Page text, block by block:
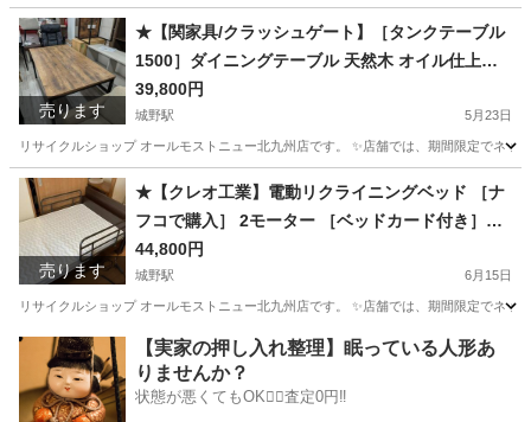
福岡 北九州市 城野駅 収納家具 商品
売ります
★【関家具/クラッシュゲート】［タンクテーブル
1500］ダイニングテーブル 天然木 オイル仕上げ
【99,000円で購入】【配達に設置込み】💳配送時
🌟代引き可💳※現金、クレジット、スマホ決済対
応※
39,800円
城野駅 5月23日
リサイクルショップ オールモストニュー北九州店です。 ✨️店舗では、期間限定でネ
福岡 北九州市 城野駅 テーブル 商品
売ります
★【クレオ工業】電動リクライニングベッド ［ナ
フコで購入］ 2モーター ［ベッドカード付き］
［AP2-221M-H］【3ヶ月保証】💳配送時🌟代引き
可💳※現金、クレジット、スマホ決済対応※
44,800円
城野駅 6月15日
リサイクルショップ オールモストニュー北九州店です。 ✨️店舗では、期間限定でネ
福岡 北九州市 城野駅 ベッド 商品
【実家の押し入れ整理】眠っている人形あ
りませんか？
状態が悪くてもOK🙆‍♀️査定0円‼️